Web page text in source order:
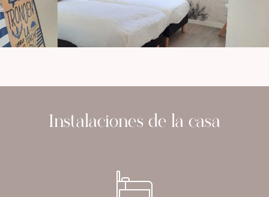
Instalaciones de la casa